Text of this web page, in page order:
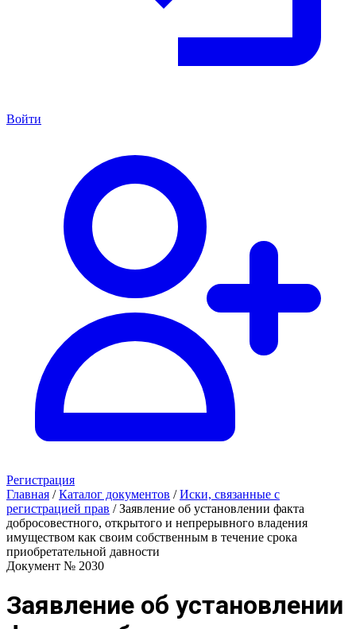
Войти
Регистрация
Главная / Каталог документов / Иски, связанные с
регистрацией прав / Заявление об установлении факта
добросовестного, открытого и непрерывного владения
имуществом как своим собственным в течение срока
приобретательной давности
Документ № 2030
Заявление об установлении